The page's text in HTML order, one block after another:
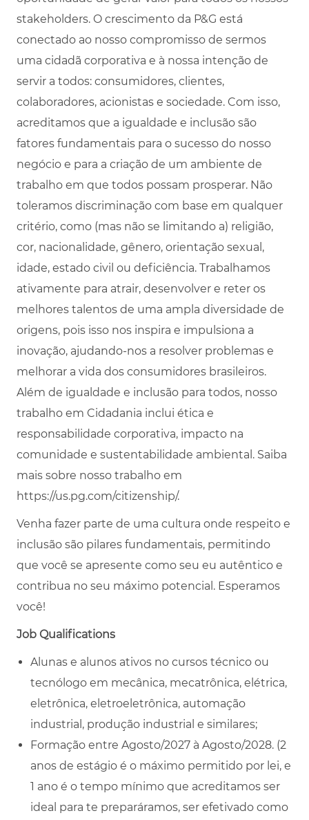
stakeholders. O crescimento da P&G está
conectado ao nosso compromisso de sermos
uma cidadã corporativa e à nossa intenção de
servir a todos: consumidores, clientes,
colaboradores, acionistas e sociedade. Com isso,
acreditamos que a igualdade e inclusão são
fatores fundamentais para o sucesso do nosso
negócio e para a criação de um ambiente de
trabalho em que todos possam prosperar. Não
toleramos discriminação com base em qualquer
critério, como (mas não se limitando a) religião,
cor, nacionalidade, gênero, orientação sexual,
idade, estado civil ou deficiência. Trabalhamos
ativamente para atrair, desenvolver e reter os
melhores talentos de uma ampla diversidade de
origens, pois isso nos inspira e impulsiona a
inovação, ajudando-nos a resolver problemas e
melhorar a vida dos consumidores brasileiros.
Além de igualdade e inclusão para todos, nosso
trabalho em Cidadania inclui ética e
responsabilidade corporativa, impacto na
comunidade e sustentabilidade ambiental. Saiba
mais sobre nosso trabalho em
https://us.pg.com/citizenship/.
Venha fazer parte de uma cultura onde respeito e
inclusão são pilares fundamentais, permitindo
que você se apresente como seu eu autêntico e
contribua no seu máximo potencial. Esperamos
você!
Job Qualifications
Alunas e alunos ativos no cursos técnico ou
tecnólogo em mecânica, mecatrônica, elétrica,
eletrônica, eletroeletrônica, automação
industrial, produção industrial e similares;
Formação entre Agosto/2027 à Agosto/2028. (2
anos de estágio é o máximo permitido por lei, e
1 ano é o tempo mínimo que acreditamos ser
ideal para te preparáramos, ser efetivado como